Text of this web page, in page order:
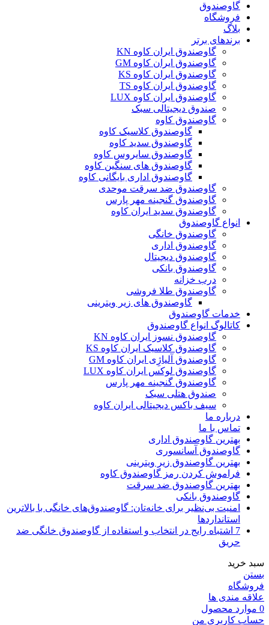
گاوصندوق
فروشگاه
بلاگ
برندهای برتر
گاوصندوق ایران کاوه KN
گاوصندوق ایران کاوه GM
گاوصندوق ایران کاوه KS
گاوصندوق ایران کاوه TS
گاوصندوق ایران کاوه LUX
صندوق دیجیتالی سبک
گاوصندوق کاوه
گاوصندوق کلاسیک کاوه
گاوصندوق سدید کاوه
گاوصندوق سایروس کاوه
گاوصندوق های سنگین کاوه
گاوصندوق اداری بایگانی کاوه
گاوصندوق ضد سرقت موحدی
گاوصندوق گنجینه مهر پارس
گاوصندوق سدید ایران کاوه
انواع گاوصندوق
گاوصندوق خانگی
گاوصندوق اداری
گاوصندوق دیجیتال
گاوصندوق بانکی
درب خزانه
گاوصندوق طلا فروشی
گاوصندوق های زیر ویترینی
خدمات گاوصندوق
کاتالوگ انواع گاوصندوق
گاوصندوق نسوز ایران کاوه KN
گاوصندوق کلاسیک ایران کاوه KS
گاوصندوق آلیاژِی ایران کاوه GM
گاوصندوق لوکس ایران کاوه LUX
گاوصندوق گنجینه مهر پارس
صندوق هتلی سبک
سیف باکس دیجیتالی ایران کاوه
درباره ما
تماس با ما
بهترین گاوصندوق اداری
گاوصندوق آسانسوری
بهترین گاوصندوق زیر ویترینی
فراموش کردن رمز گاوصندوق کاوه
بهترین گاوصندوق ضد سرقت
گاوصندوق بانکی
امنیت بی‌نظیر برای خانه‌تان: گاوصندوق‌های خانگی با بالاترین
استانداردها
7 اشتباه رایج در انتخاب و استفاده از گاوصندوق خانگی ضد
حریق
سبد خرید
بستن
فروشگاه
علاقه مندی ها
0 موارد محصول
حساب کاربری من